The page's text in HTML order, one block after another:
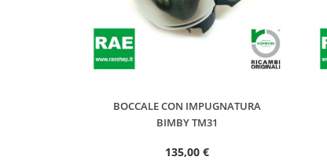
BOCCALE CON IMPUGNATURA
BIMBY TM31
135,00 €